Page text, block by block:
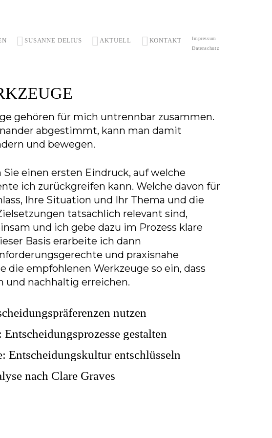
SUSANNE DELIUS AKTUELL KONTAKT
Impressum
Datenschutz
gehören für mich untrennbar zusammen.
abgestimmt, kann man damit
und bewegen.
einen ersten Eindruck, auf welche
ich zurückgreifen kann. Welche davon für
Ihre Situation und Ihr Thema und die
tatsächlich relevant sind,
und ich gebe dazu im Prozess klare
Basis erarbeite ich dann
und praxisnahe
die empfohlenen Werkzeuge so ein, dass
und nachhaltig erreichen.
nutzen
Entscheidungsprozesse gestalten
Entscheidungskultur entschlüsseln
nach Clare Graves